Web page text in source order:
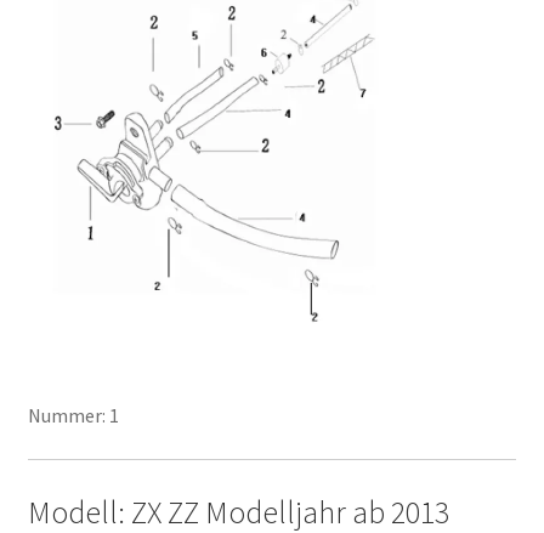
Nummer: 1
Modell: ZX ZZ Modelljahr ab 2013